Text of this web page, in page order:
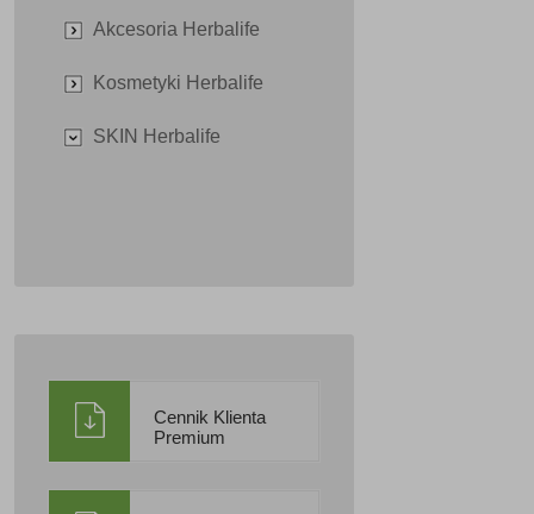
Akcesoria Herbalife
Kosmetyki Herbalife
SKIN Herbalife
Cennik Klienta
Premium